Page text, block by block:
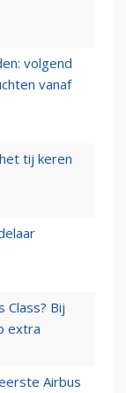
volgend
vanaf
tij keren
Class? Bij
extra
Airbus